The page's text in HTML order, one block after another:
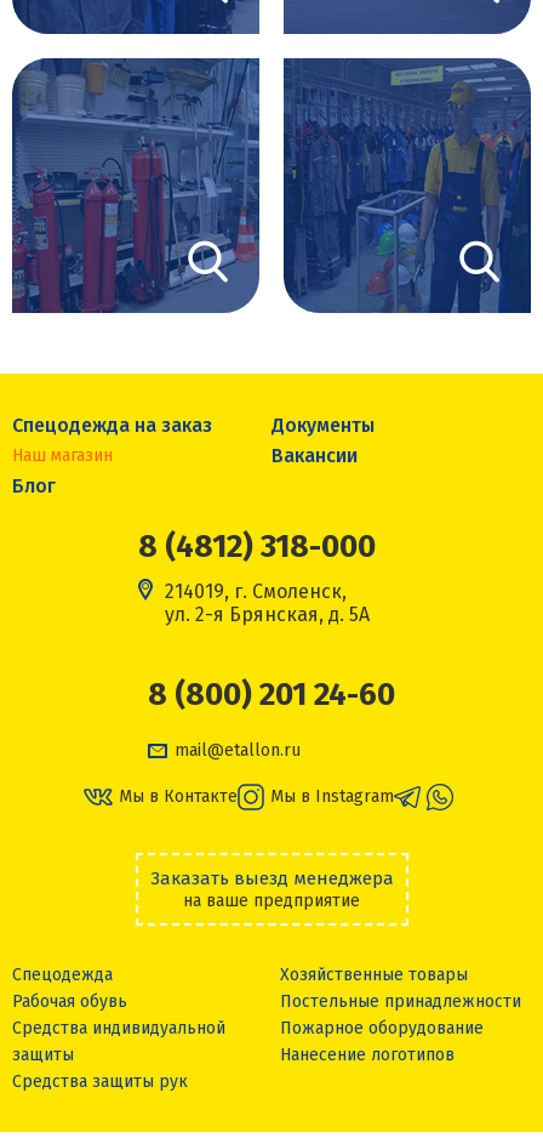
Спецодежда на заказ Документы
Наш магазин
Вакансии
Блог
8 (4812) 318-000
214019, г. Смоленск,
ул. 2-я Брянская, д. 5А
8 (800) 201 24-60
mail@etallon.ru
Мы в Контакте Мы в Instagram
Заказать выезд менеджера
на ваше предприятие
Спецодежда
Рабочая обувь
Средства индивидуальной
защиты
Средства защиты рук
Хозяйственные товары
Постельные принадлежности
Пожарное оборудование
Нанесение логотипов